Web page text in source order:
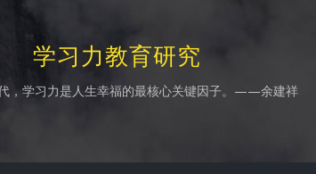
学习力教育研究
，学习力是人生幸福的最核心关键因子。——余建祥